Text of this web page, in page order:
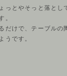
っとやそっと落とし
。
だけで、テーブルの
うです。